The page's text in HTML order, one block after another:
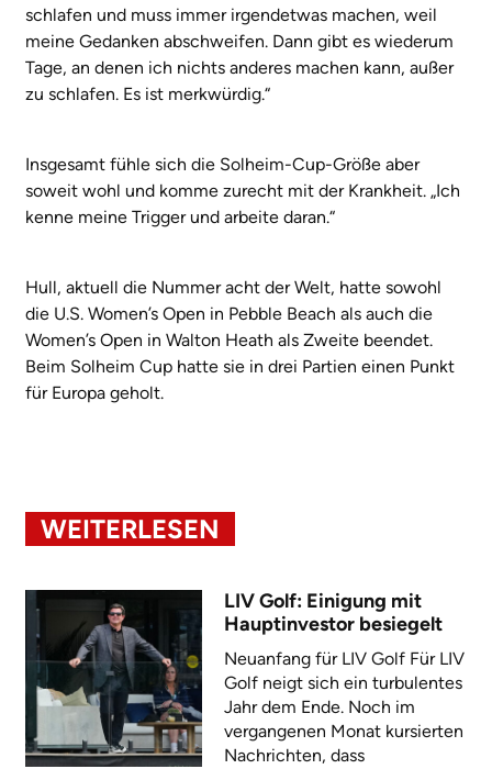
schlafen und muss immer irgendetwas machen, weil
meine Gedanken abschweifen. Dann gibt es wiederum
Tage, an denen ich nichts anderes machen kann, außer
zu schlafen. Es ist merkwürdig.“
Insgesamt fühle sich die Solheim-Cup-Größe aber
soweit wohl und komme zurecht mit der Krankheit. „Ich
kenne meine Trigger und arbeite daran.“
Hull, aktuell die Nummer acht der Welt, hatte sowohl
die U.S. Women’s Open in Pebble Beach als auch die
Women’s Open in Walton Heath als Zweite beendet.
Beim Solheim Cup hatte sie in drei Partien einen Punkt
für Europa geholt.
WEITERLESEN
LIV Golf: Einigung mit
Hauptinvestor besiegelt
Neuanfang für LIV Golf Für LIV
Golf neigt sich ein turbulentes
Jahr dem Ende. Noch im
vergangenen Monat kursierten
Nachrichten, dass